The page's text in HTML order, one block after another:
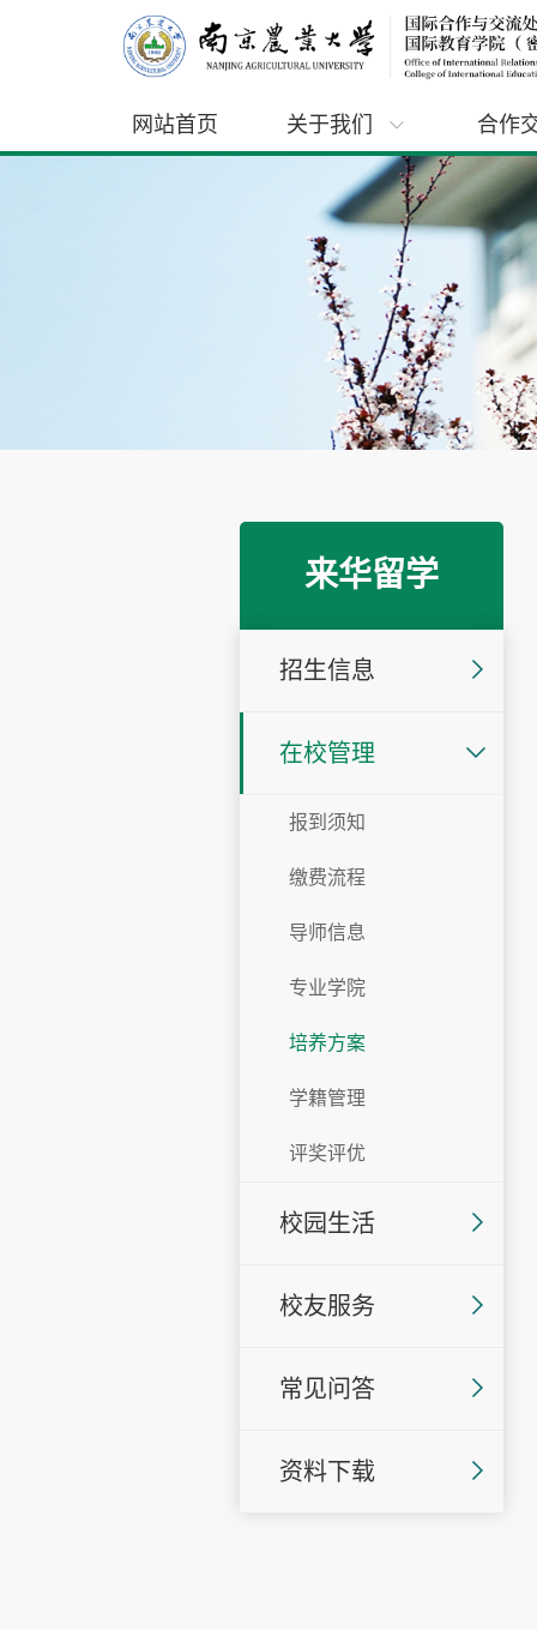
网站首页 关于我们 合作
来华留学
招生信息
在校管理
报到须知
缴费流程
导师信息
专业学院
培养方案
学籍管理
评奖评优
校园生活
校友服务
常见问答
资料下载